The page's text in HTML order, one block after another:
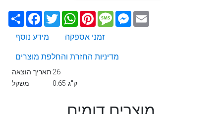
שתף Facebook
TwitterWhatsApp
PinterestMessageMessenger
מידע נוסף
זמני אספקה
מדיניות החזרת והחלפת מוצרים
תאריך הוצאה26
משקל
0.65 ק"ג